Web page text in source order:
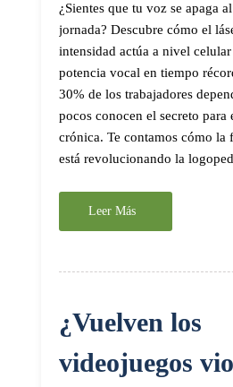
¿Sientes que tu voz se apaga
jornada? Descubre cómo el
intensidad actúa a nivel
potencia vocal en tiempo
30% de los trabajadores
pocos conocen el secreto para
crónica. Te contamos cómo la
está revolucionando la
Leer Más
¿Vuelven los
videojuegos